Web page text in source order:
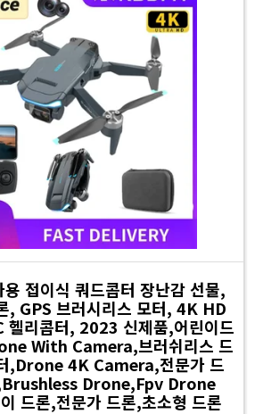
접이식 쿼드콥터 장난감 선물,
, GPS 브러시리스 모터, 4K HD
헬리콥터, 2023 신제품,어린이드
With Camera,브러쉬리스 드
,Drone 4K Camera,전문가 드
Drone,Fpv Drone
드론,전문가 드론,초소형 드론